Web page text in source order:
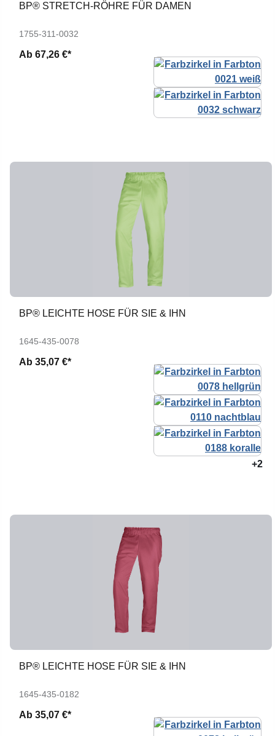
BP® STRETCH-RÖHRE FÜR DAMEN
1755-311-0032
Ab 67,26 €*
BP® LEICHTE HOSE FÜR SIE & IHN
1645-435-0078
Ab 35,07 €*
+2
BP® LEICHTE HOSE FÜR SIE & IHN
1645-435-0182
Ab 35,07 €*